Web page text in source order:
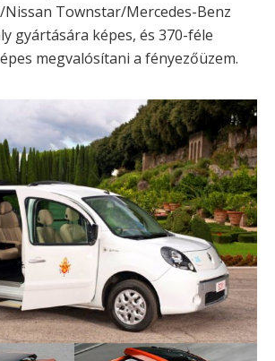
Nissan Townstar/Mercedes-Benz
gyártására képes, és 370-féle
megvalósítani a fényezőüzem.